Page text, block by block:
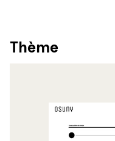
Thème